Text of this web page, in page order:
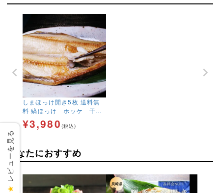
しまほっけ開き5枚 送料無
料 縞ほっけ ホッケ 干
物 シマホッケ ほっけ
朝食 お弁当 焼き魚
¥3,980 (税込)
あなたにおすすめ
★
レビューを見る